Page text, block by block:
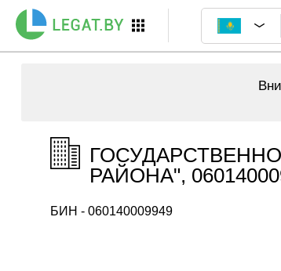
РАЙОНА",
БИН - 060140009949